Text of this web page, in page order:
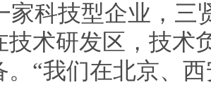
家科技型企业，三
技术研发区，技术
。“我们在北京、